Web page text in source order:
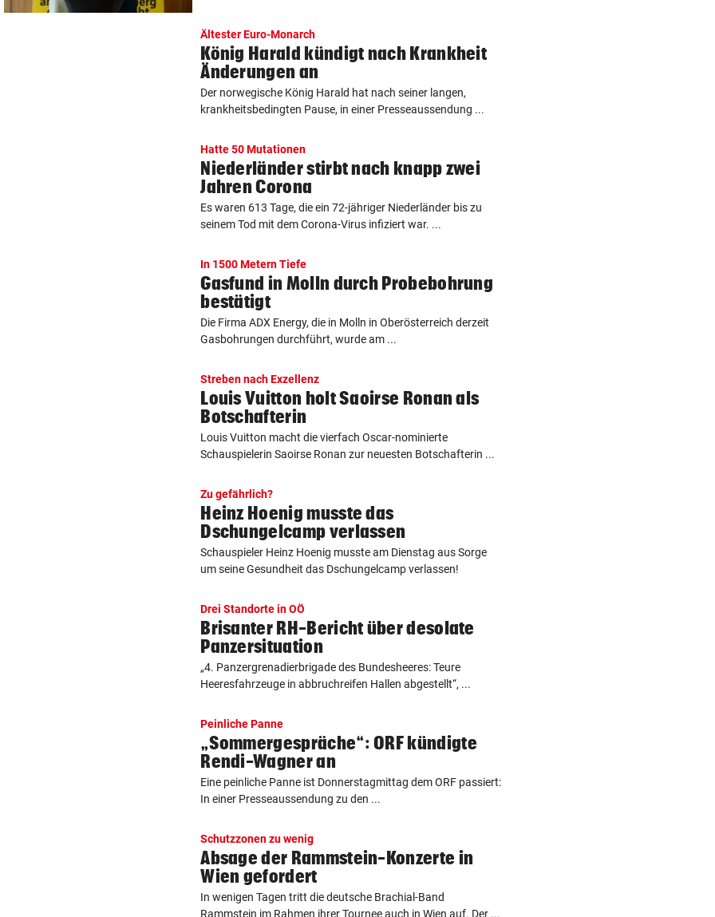
Ältester Euro-Monarch
König Harald kündigt nach Krankheit
Änderungen an
Der norwegische König Harald hat nach seiner langen,
krankheitsbedingten Pause, in einer Presseaussendung ...
Hatte 50 Mutationen
Niederländer stirbt nach knapp zwei
Jahren Corona
Es waren 613 Tage, die ein 72-jähriger Niederländer bis zu
seinem Tod mit dem Corona-Virus infiziert war. ...
In 1500 Metern Tiefe
Gasfund in Molln durch Probebohrung
bestätigt
Die Firma ADX Energy, die in Molln in Oberösterreich derzeit
Gasbohrungen durchführt, wurde am ...
Streben nach Exzellenz
Louis Vuitton holt Saoirse Ronan als
Botschafterin
Louis Vuitton macht die vierfach Oscar-nominierte
Schauspielerin Saoirse Ronan zur neuesten Botschafterin ...
Zu gefährlich?
Heinz Hoenig musste das
Dschungelcamp verlassen
Schauspieler Heinz Hoenig musste am Dienstag aus Sorge
um seine Gesundheit das Dschungelcamp verlassen!
Drei Standorte in OÖ
Brisanter RH-Bericht über desolate
Panzersituation
„4. Panzergrenadierbrigade des Bundesheeres: Teure
Heeresfahrzeuge in abbruchreifen Hallen abgestellt“, ...
Peinliche Panne
„Sommergespräche“: ORF kündigte
Rendi-Wagner an
Eine peinliche Panne ist Donnerstagmittag dem ORF passiert:
In einer Presseaussendung zu den ...
Schutzzonen zu wenig
Absage der Rammstein-Konzerte in
Wien gefordert
In wenigen Tagen tritt die deutsche Brachial-Band
Rammstein im Rahmen ihrer Tournee auch in Wien auf. Der ...